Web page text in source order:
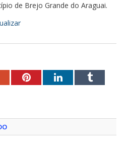
de Brejo Grande do Araguai.
PinterestLinkedInTumblr